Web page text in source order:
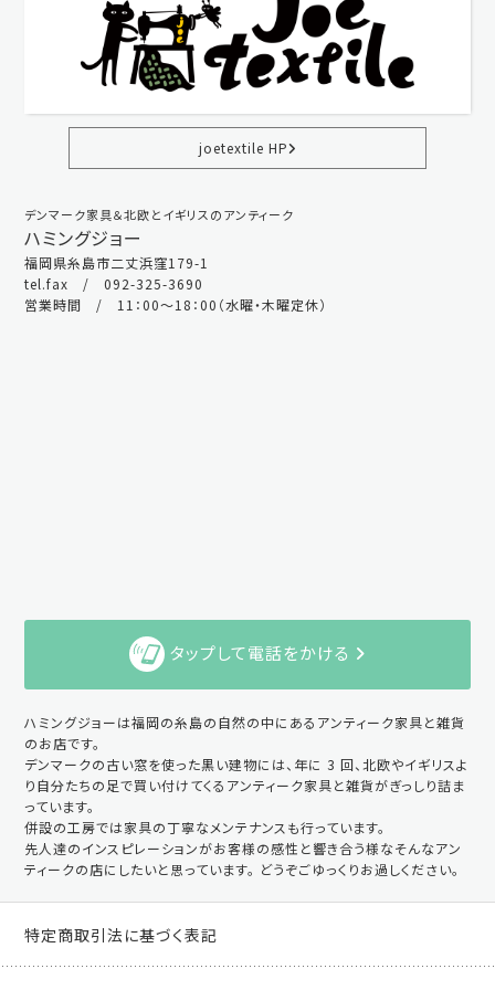
joetextile HP
デンマーク家具＆北欧とイギリスのアンティーク
ハミングジョー
福岡県糸島市二丈浜窪179-1
tel.fax / 092-325-3690
営業時間 / 11：00～18：00（水曜・木曜定休）
タップして電話をかける
ハミングジョーは福岡の糸島の自然の中にあるアンティーク家具と雑貨
のお店です。
デンマークの古い窓を使った黒い建物には、年に 3 回、北欧やイギリスよ
り自分たちの足で買い付けてくるアンティーク家具と雑貨がぎっしり詰ま
っています。
併設の工房では家具の丁寧なメンテナンスも行っています。
先人達のインスピレーションがお客様の感性と響き合う様なそんなアン
ティークの店にしたいと思っています。 どうぞごゆっくりお過しください。
特定商取引法に基づく表記